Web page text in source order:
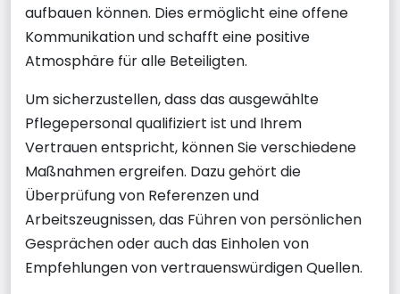
aufbauen können. Dies ermöglicht eine offene
Kommunikation und schafft eine positive
Atmosphäre für alle Beteiligten.
Um sicherzustellen, dass das ausgewählte
Pflegepersonal qualifiziert ist und Ihrem
Vertrauen entspricht, können Sie verschiedene
Maßnahmen ergreifen. Dazu gehört die
Überprüfung von Referenzen und
Arbeitszeugnissen, das Führen von persönlichen
Gesprächen oder auch das Einholen von
Empfehlungen von vertrauenswürdigen Quellen.